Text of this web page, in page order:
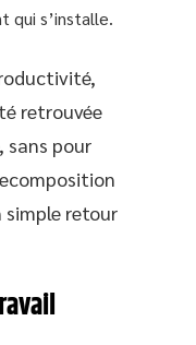
qui s’installe.
retrouvée
sans pour
simple retour